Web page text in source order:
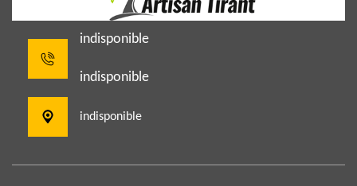
indisponible
indisponible
indisponible